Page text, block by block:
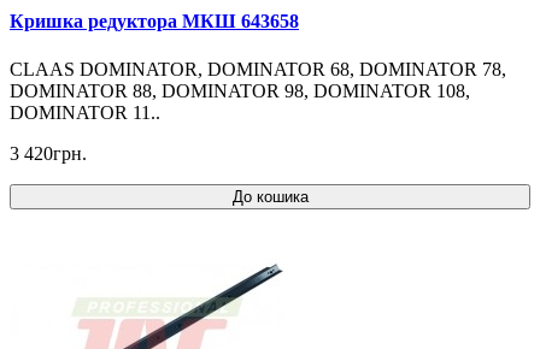
Кришка редуктора МКШ 643658
CLAAS DOMINATOR, DOMINATOR 68, DOMINATOR 78,
DOMINATOR 88, DOMINATOR 98, DOMINATOR 108,
DOMINATOR 11..
3 420грн.
До кошика